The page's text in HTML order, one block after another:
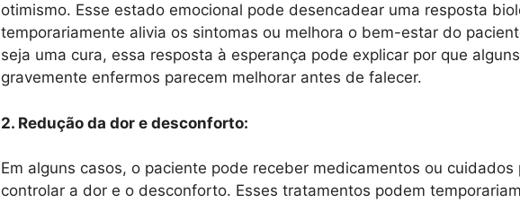
otimismo. Esse estado emocional pode desencadear uma resposta
temporariamente alivia os sintomas ou melhora o bem-estar do
seja uma cura, essa resposta à esperança pode explicar por que
gravemente enfermos parecem melhorar antes de falecer.
2. Redução da dor e desconforto:
Em alguns casos, o paciente pode receber medicamentos ou cuidados
controlar a dor e o desconforto. Esses tratamentos podem